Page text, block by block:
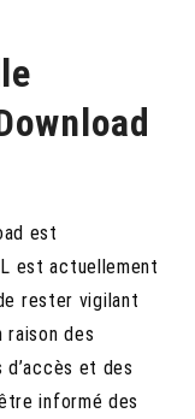
est
est actuellement
rester vigilant
raison des
et des
informé des